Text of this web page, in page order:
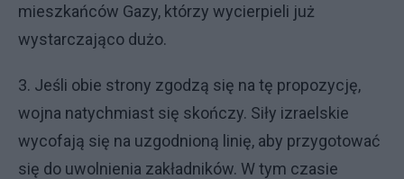
mieszkańców Gazy, którzy wycierpieli już
wystarczająco dużo.
3. Jeśli obie strony zgodzą się na tę propozycję,
wojna natychmiast się skończy. Siły izraelskie
wycofają się na uzgodnioną linię, aby przygotować
się do uwolnienia zakładników. W tym czasie